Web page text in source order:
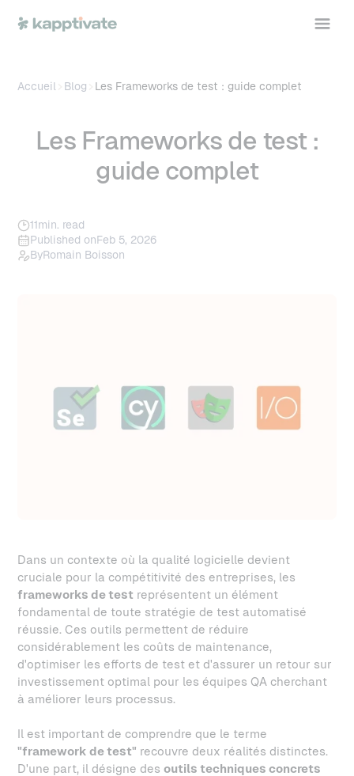
Accueil Blog Les Frameworks de test : guide complet
Les Frameworks de test :
guide complet
11min. read
Published onFeb 5, 2026
ByRomain Boisson
Dans un contexte où la qualité logicielle devient
cruciale pour la compétitivité des entreprises, les
frameworks de test représentent un élément
fondamental de toute stratégie de test automatisé
réussie. Ces outils permettent de réduire
considérablement les coûts de maintenance,
d'optimiser les efforts de test et d'assurer un retour sur
investissement optimal pour les équipes QA cherchant
à améliorer leurs processus.
Il est important de comprendre que le terme
"framework de test" recouvre deux réalités distinctes.
D'une part, il désigne desoutils techniques concrets